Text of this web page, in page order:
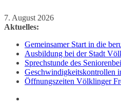
Zum
Inhalt
7. August 2026
Aktuelles:
Gemeinsamer Start in die
Ausbildung bei der Stadt
Sprechstunde des
Geschwindigkeitskontrollen
Öffnungszeiten Völklinger